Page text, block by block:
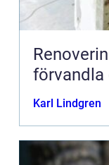
Karl Lindgren